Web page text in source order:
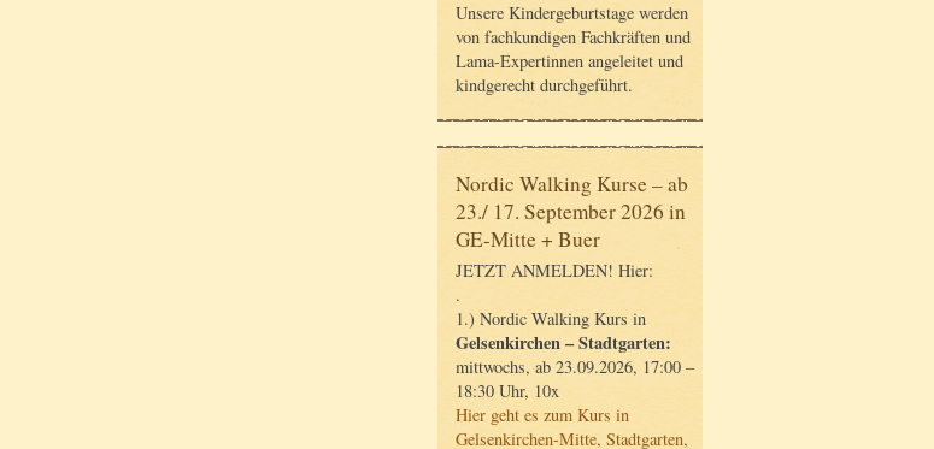
Unsere Kindergeburtstage werden
von fachkundigen Fachkräften und
Lama-Expertinnen angeleitet und
kindgerecht durchgeführt.
Nordic Walking Kurse – ab
23./ 17. September 2026 in
GE-Mitte + Buer
JETZT ANMELDEN! Hier:
.
1.) Nordic Walking Kurs in
Gelsenkirchen – Stadtgarten:
mittwochs, ab 23.09.2026, 17:00 –
18:30 Uhr, 10x
Hier geht es zum Kurs in
Gelsenkirchen-Mitte, Stadtgarten,